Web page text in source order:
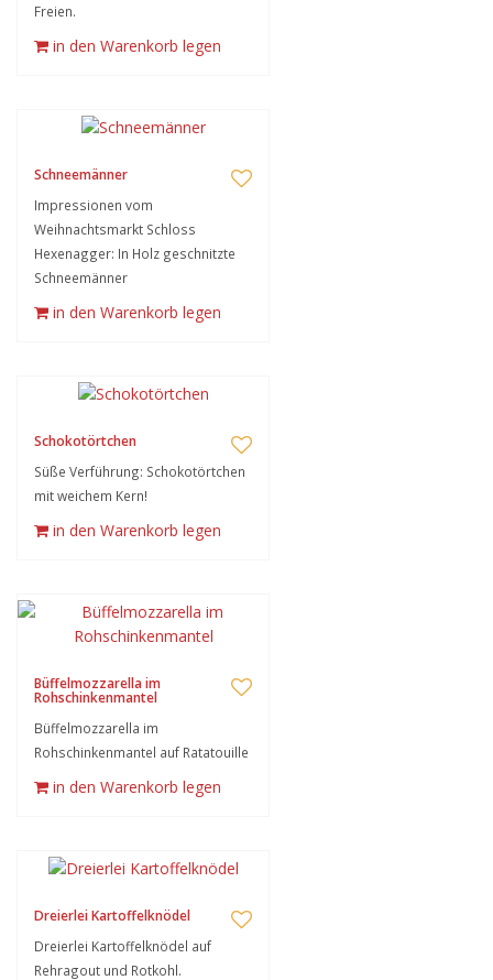
Freien.
in den Warenkorb legen
Schneemänner
Impressionen vom
Weihnachtsmarkt Schloss
Hexenagger: In Holz geschnitzte
Schneemänner
in den Warenkorb legen
Schokotörtchen
Süße Verführung: Schokotörtchen
mit weichem Kern!
in den Warenkorb legen
Büffelmozzarella im
Rohschinkenmantel
Büffelmozzarella im
Rohschinkenmantel auf Ratatouille
in den Warenkorb legen
Dreierlei Kartoffelknödel
Dreierlei Kartoffelknödel auf
Rehragout und Rotkohl.